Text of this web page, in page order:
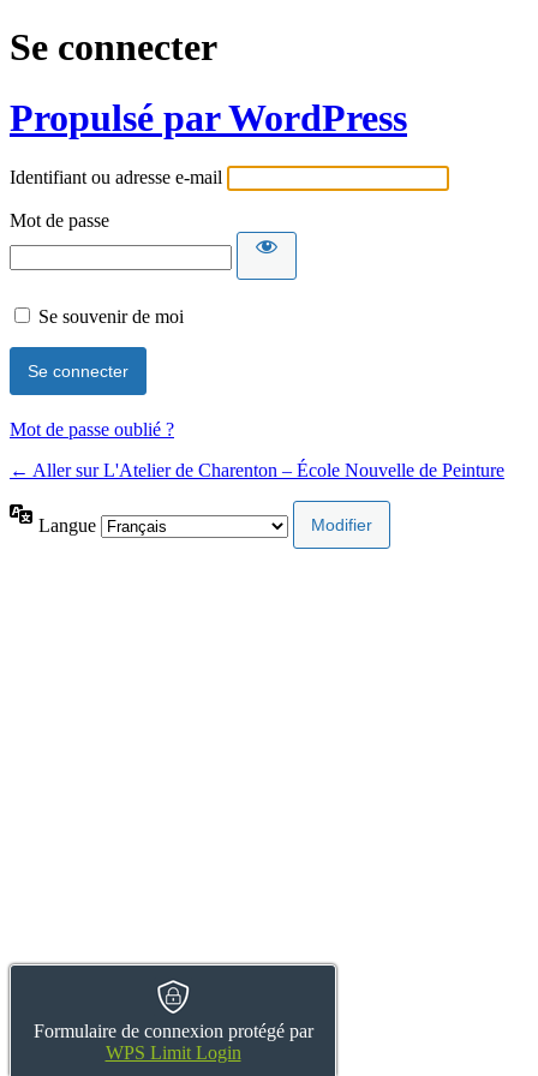
Se connecter
Propulsé par WordPress
Identifiant ou adresse e-mail
Mot de passe
Formulaire de connexion protégé par
WPS Limit Login
Se souvenir de moi
Mot de passe oublié ?
← Aller sur L'Atelier de Charenton – École Nouvelle de Peinture
Langue